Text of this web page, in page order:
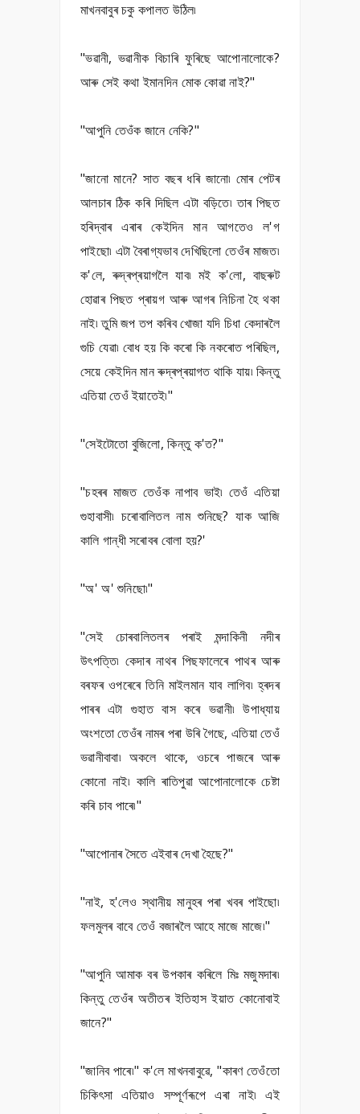
মাখনবাবুৰ চকু কপালত উঠিল৷
"ভৱানী, ভৱানীক বিচাৰি ফুৰিছে আপোনালোকে?
আৰু সেই কথা ইমানদিন মোক কোৱা নাই?"
"আপুনি তেওঁক জানে নেকি?"
"জানো মানে? সাত বছৰ ধৰি জানো৷ মোৰ পেটৰ
আলচাৰ ঠিক কৰি দিছিল এটা বড়িতে৷ তাৰ পিছত
হৰিদ্বাৰ এৰাৰ কেইদিন মান আগতেও ল'গ
পাইছো৷ এটা বৈৰাগ্যভাব দেখিছিলো তেওঁৰ মাজত৷
ক'লে, ৰুদ্ৰপ্ৰয়াগলৈ যাব৷ মই ক'লো, বাছৰুট
হোৱাৰ পিছত প্ৰায়গ আৰু আগৰ নিচিনা হৈ থকা
নাই৷ তুমি জপ তপ কৰিব খোজা যদি চিধা কেদাৰলৈ
গুচি যেৱা৷ বোধ হয় কি কৰো কি নকৰোত পৰিছিল,
সেয়ে কেইদিন মান ৰুদ্ৰপ্ৰয়াগত থাকি যায়৷ কিন্তু
এতিয়া তেওঁ ইয়াতেই৷"
"সেইটোতো বুজিলো, কিন্তু ক'ত?"
"চহৰৰ মাজত তেওঁক নাপাব ভাই৷ তেওঁ এতিয়া
গুহাবাসী৷ চৰোবালিতল নাম শুনিছে? যাক আজি
কালি গান্ধী সৰোবৰ বোলা হয়?'
"অ' অ' শুনিছো৷"
"সেই চোৰবালিতলৰ পৰাই মন্দাকিনী নদীৰ
উৎপত্তি৷ কেদাৰ নাথৰ পিছফালেৰে পাথৰ আৰু
বৰফৰ ওপৰেৰে তিনি মাইলমান যাব লাগিব৷ হ্ৰদৰ
পাৰৰ এটা গুহাত বাস কৰে ভৱানী৷ উপাধ্যায়
অংশতো তেওঁৰ নামৰ পৰা উৰি গৈছে, এতিয়া তেওঁ
ভৱানীবাবা৷ অকলে থাকে, ওচৰে পাজৰে আৰু
কোনো নাই৷ কালি ৰাতিপুৱা আপোনালোকে চেষ্টা
কৰি চাব পাৰে৷"
"আপোনাৰ সৈতে এইবাৰ দেখা হৈছে?"
"নাই, হ'লেও স্থানীয় মানুহৰ পৰা খবৰ পাইছো৷
ফলমুলৰ বাবে তেওঁ বজাৰলৈ আহে মাজে মাজে৷"
"আপুনি আমাক বৰ উপকাৰ কৰিলে মিঃ মজুমদাৰ৷
কিন্তু তেওঁৰ অতীতৰ ইতিহাস ইয়াত কোনোবাই
জানে?"
"জানিব পাৰে৷" ক'লে মাখনবাবুৱে, "কাৰণ তেওঁতো
চিকিৎসা এতিয়াও সম্পূৰ্ণৰূপে এৰা নাই৷ এই